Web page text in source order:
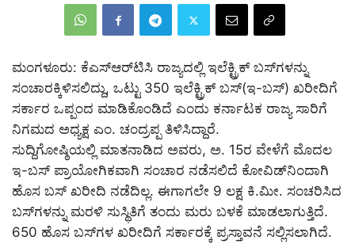
ಮಂಗಳೂರು: ಕೆಎಸ್‌ಆರ್‌ಟಿಸಿ ರಾಜ್ಯದಲ್ಲಿ ಇಲೆಕ್ಟ್ರಿಕ್ ಬಸ್‌ಗಳನ್ನು
ಸಂಚಾರಕ್ಕಿಳಿಸಲಿದ್ದು, ಒಟ್ಟು 350 ಇಲೆಕ್ಟ್ರಿಕ್ ಬಸ್(ಇ-ಬಸ್) ಖರೀದಿಗೆ
ಸರ್ಕಾರ ಒಪ್ಪಂದ ಮಾಡಿಕೊಂಡಿದೆ ಎಂದು ಕರ್ನಾಟಕ ರಾಜ್ಯ ಸಾರಿಗೆ
ನಿಗಮದ ಅಧ್ಯಕ್ಷ ಎಂ. ಚಂದ್ರಪ್ಪ ತಿಳಿಸಿದ್ದಾರೆ.
ಸುದ್ದಿಗೋಷ್ಠಿಯಲ್ಲಿ ಮಾತನಾಡಿದ ಅವರು, ಅ. 15ರ ವೇಳೆಗೆ ಮೊದಲ
ಇ-ಬಸ್ ಪ್ರಾಯೋಗಿಕವಾಗಿ ಸಂಚಾರ ನಡೆಸಲಿದೆ ಕೋವಿಡ್‌ನಿಂದಾಗಿ
ಹೊಸ ಬಸ್ ಖರೀದಿ ನಡೆದಿಲ್ಲ. ಈಗಾಗಲೇ 9 ಲಕ್ಷ ಕಿ.ಮೀ. ಸಂಚರಿಸಿದ
ಬಸ್‌ಗಳನ್ನು ಮರಳಿ ಸುಸ್ಥಿತಿಗೆ ತಂದು ಮರು ಬಳಕೆ ಮಾಡಲಾಗುತ್ತಿದೆ.
650 ಹೊಸ ಬಸ್‌ಗಳ ಖರೀದಿಗೆ ಸರ್ಕಾರಕ್ಕೆ ಪ್ರಸ್ತಾವನೆ ಸಲ್ಲಿಸಲಾಗಿದೆ.